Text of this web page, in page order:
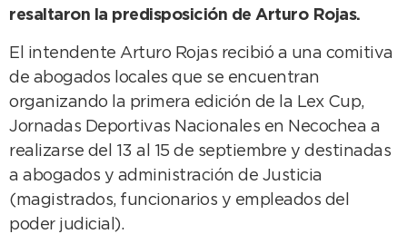
resaltaron la predisposición de Arturo Rojas.
El intendente Arturo Rojas recibió a una comitiva
de abogados locales que se encuentran
organizando la primera edición de la Lex Cup,
Jornadas Deportivas Nacionales en Necochea a
realizarse del 13 al 15 de septiembre y destinadas
a abogados y administración de Justicia
(magistrados, funcionarios y empleados del
poder judicial).